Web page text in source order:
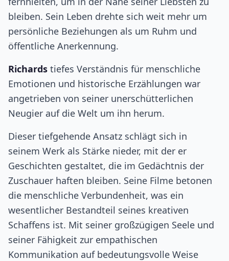
bleiben. Sein Leben drehte sich weit mehr um
persönliche Beziehungen als um Ruhm und
öffentliche Anerkennung.
Richards tiefes Verständnis für menschliche
Emotionen und historische Erzählungen war
angetrieben von seiner unerschütterlichen
Neugier auf die Welt um ihn herum.
Dieser tiefgehende Ansatz schlägt sich in
seinem Werk als Stärke nieder, mit der er
Geschichten gestaltet, die im Gedächtnis der
Zuschauer haften bleiben. Seine Filme betonen
die menschliche Verbundenheit, was ein
wesentlicher Bestandteil seines kreativen
Schaffens ist. Mit seiner großzügigen Seele und
seiner Fähigkeit zur empathischen
Kommunikation auf bedeutungsvolle Weise